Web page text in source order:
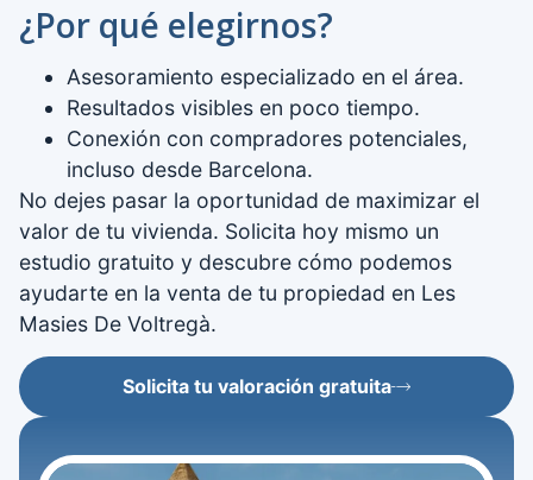
¿Por qué elegirnos?
Asesoramiento especializado en el área.
Resultados visibles en poco tiempo.
Conexión con compradores potenciales,
incluso desde Barcelona.
No dejes pasar la oportunidad de maximizar el
valor de tu vivienda. Solicita hoy mismo un
estudio gratuito y descubre cómo podemos
ayudarte en la venta de tu propiedad en Les
Masies De Voltregà.
Solicita tu valoración gratuita